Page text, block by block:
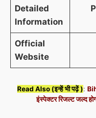
Detailed
Information
Official
Website
Read Also (इन्हें भी पढ़ें ):
इंस्पेक्टर रिजल्ट जल्द